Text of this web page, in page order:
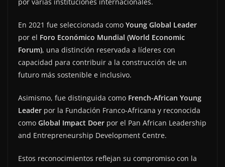
En 2021 fue seleccionada como Young Global Leader
por el Foro Económico Mundial (World Economic
Forum), una distinción reservada a líderes con
capacidad para contribuir a la construcción de un
futuro más sostenible e inclusivo.
Asimismo, fue distinguida como French-African Young
Leader por la Fundación Franco-Africana y reconocida
como Global Impact Doer por el Pan African Leadership
and Entrepreneurship Development Centre.
Estos reconocimientos reflejan su compromiso con la